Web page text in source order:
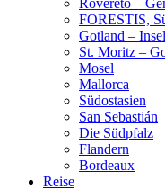
Rovereto –
FORESTIS,
Gotland –
St. Moritz –
Mosel
Mallorca
Südostasien
San Sebastián
Die Südpfalz
Flandern
Bordeaux
Reise